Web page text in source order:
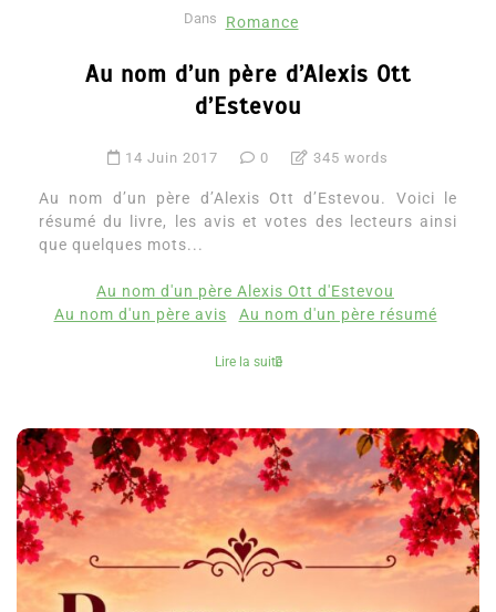
Dans Romance
Au nom d’un père d’Alexis Ott
d’Estevou
14 Juin 2017 0 345 words
Au nom d’un père d’Alexis Ott d’Estevou. Voici le
résumé du livre, les avis et votes des lecteurs ainsi
que quelques mots...
Au nom d'un père Alexis Ott d'Estevou
Au nom d'un père avis
Au nom d'un père résumé
Lire la suite